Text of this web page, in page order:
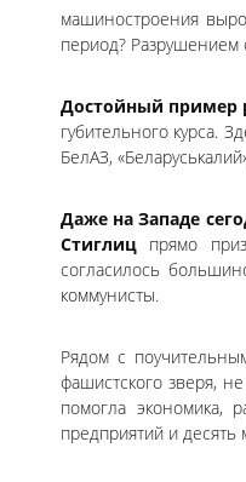
машиностроения
период? Разрушением
Достойный пример
губительного курса.
БелАЗ,
Даже на Западе
Стиглиц прямо
согласилось
коммунисты.
Рядом с
фашистского зверя,
помогла экономика,
предприятий и